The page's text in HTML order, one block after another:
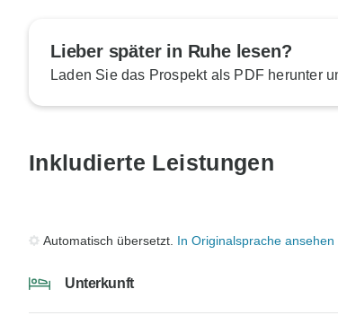
Lieber später in Ruhe lesen?
Laden Sie das Prospekt als PDF herunter
Inkludierte Leistungen
Automatisch übersetzt. In Originalsprache ansehen
Unterkunft